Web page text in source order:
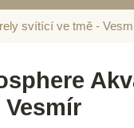
svítící ve tmě -
Vesmír